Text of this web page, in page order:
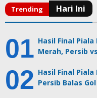
Hasil Final
Merah, Persib
Hasil Final
Persib Balas